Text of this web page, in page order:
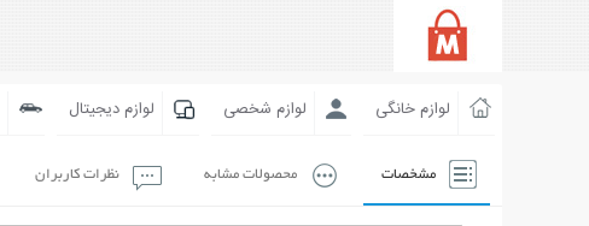
لوازم خانگی لوازم شخصی لوازم دیجیتال
مشخصات محصولات مشابه نظرات کاربران